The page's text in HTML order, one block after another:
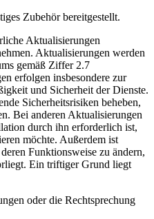
Zubehör bereitgestellt.
Aktualisierungen
Aktualisierungen werden
gemäß Ziffer 2.7
erfolgen insbesondere zur
und Sicherheit der Dienste.
Sicherheitsrisiken beheben,
Bei anderen Aktualisierungen
durch ihn erforderlich ist,
möchte. Außerdem ist
Funktionsweise zu ändern,
Ein triftiger Grund liegt
oder die Rechtsprechung